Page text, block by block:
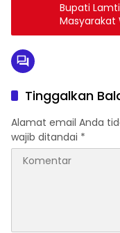
Bupati
Masyarakat
Tinggalkan
Alamat email Anda
wajib ditandai *